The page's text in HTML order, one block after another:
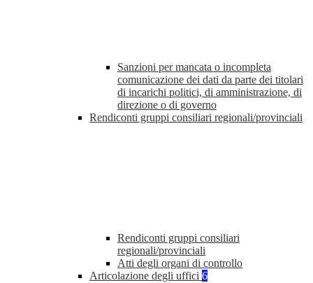
Sanzioni per mancata o incompleta
comunicazione dei dati da parte dei titolari
di incarichi politici, di amministrazione, di
direzione o di governo
Rendiconti gruppi consiliari regionali/provinciali
Rendiconti gruppi consiliari
regionali/provinciali
Atti degli organi di controllo
Articolazione degli uffici 6